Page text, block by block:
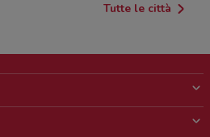
Tutte le città